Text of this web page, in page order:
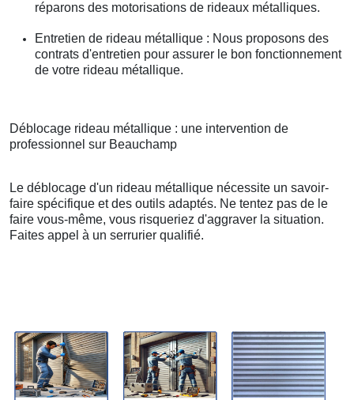
réparons des motorisations de rideaux métalliques.
Entretien de rideau métallique : Nous proposons des
contrats d'entretien pour assurer le bon fonctionnement
de votre rideau métallique.
Déblocage rideau métallique : une intervention de
professionnel sur Beauchamp
Le déblocage d'un rideau métallique nécessite un savoir-
faire spécifique et des outils adaptés. Ne tentez pas de le
faire vous-même, vous risqueriez d'aggraver la situation.
Faites appel à un serrurier qualifié.